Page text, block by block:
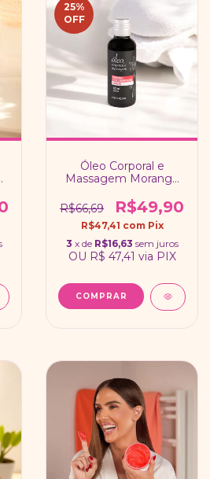
25%
OFF
Óleo Corporal e
Massagem Morango
120ml - Feitiços
R$66,69 R$49,90
R$47,41 com Pix
3 x de R$16,63 sem juros
OU R$ 47,41 via PIX